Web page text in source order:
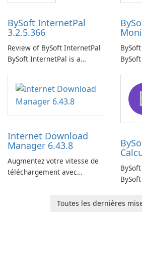
BySoft InternetPal
3.2.5.366
Review of BySoft InternetPal
BySoft InternetPal is a
application designed to
monitor your internet
connection and provide real-
time insights into its
Internet Download
Manager 6.43.8
Augmentez votre vitesse de
téléchargement avec
Toutes les dernières